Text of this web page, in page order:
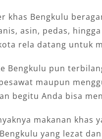
khas Bengkulu
asin, pedas,
rela datang untuk
Bengkulu pun
maupun
begitu Anda bisa
makanan khas
yang lezat